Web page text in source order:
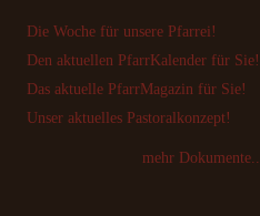
Die Woche für unsere Pfarrei!
Den aktuellen PfarrKalender für Sie!
Das aktuelle PfarrMagazin für Sie!
Unser aktuelles Pastoralkonzept!
mehr Dokumente..